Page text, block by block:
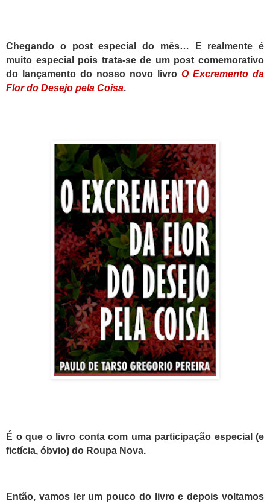
Chegando o post especial do mês… E realmente é
muito especial pois trata-se de um post comemorativo
do lançamento do nosso novo livro O Excremento da
Flor do Desejo pela Coisa.
É o que o livro conta com uma participação especial (e
fictícia, óbvio) do Roupa Nova.
Então, vamos ler um pouco do livro e depois voltamos